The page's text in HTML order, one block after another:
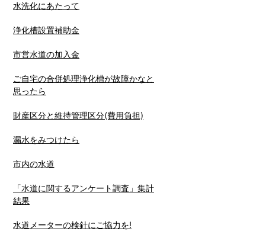
水洗化にあたって
浄化槽設置補助金
市営水道の加入金
ご自宅の合併処理浄化槽が故障かなと
思ったら
財産区分と維持管理区分(費用負担)
漏水をみつけたら
市内の水道
「水道に関するアンケート調査」集計
結果
水道メーターの検針にご協力を!